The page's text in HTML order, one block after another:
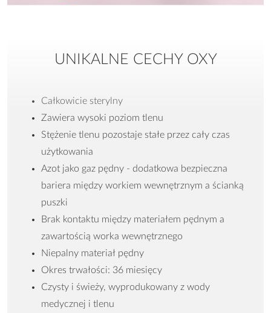
UNIKALNE CECHY OXY
Całkowicie sterylny
Zawiera wysoki poziom tlenu
Stężenie tlenu pozostaje stałe przez cały czas
użytkowania
Azot jako gaz pędny - dodatkowa bezpieczna
bariera między workiem wewnętrznym a ścianką
puszki
Brak kontaktu między materiałem pędnym a
zawartością worka wewnętrznego
Niepalny materiał pędny
Okres trwałości: 36 miesięcy
Czysty i świeży, wyprodukowany z wody
medycznej i tlenu